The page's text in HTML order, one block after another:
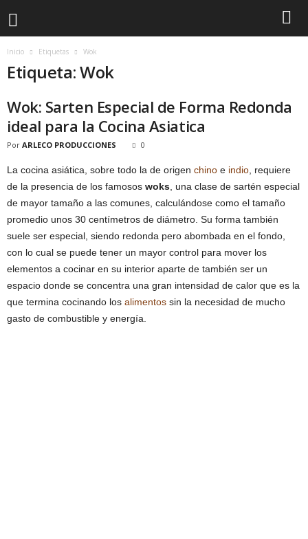
Inicio Etiquetas Wok
Etiqueta: Wok
Wok: Sarten Especial de Forma Redonda
ideal para la Cocina Asiatica
Por ARLECO PRODUCCIONES 0
La cocina asiática, sobre todo la de origen chino e indio , requiere
de la presencia de los famosos woks , una clase de sartén especial
de mayor tamaño a las comunes, calculándose como el tamaño
promedio unos 30 centímetros de diámetro. Su forma también
suele ser especial, siendo redonda pero abombada en el fondo,
con lo cual se puede tener un mayor control para mover los
elementos a cocinar en su interior aparte de también ser un
espacio donde se concentra una gran intensidad de calor que es la
que termina cocinando los alimentos sin la necesidad de mucho
gasto de combustible y energía.